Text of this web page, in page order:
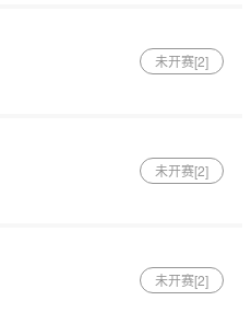
未开赛[2]
未开赛[2]
未开赛[2]